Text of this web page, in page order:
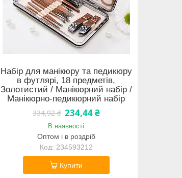
Набір для манікюру та педикюру
в футлярі, 18 предметів,
Золотистий / Манікюрний набір /
Манікюрно-педикюрний набір
334,92 ₴ 234,44 ₴
В наявності
Оптом і в роздріб
234593212
Купити